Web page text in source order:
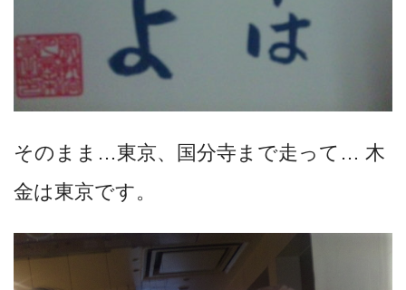
そのまま…東京、国分寺まで走って… 木
金は東京です。